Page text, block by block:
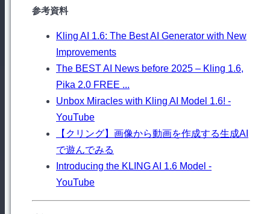
参考資料
Kling AI 1.6: The Best AI Generator with New
Improvements
The BEST AI News before 2025 – Kling 1.6,
Pika 2.0 FREE ...
Unbox Miracles with Kling AI Model 1.6! -
YouTube
【クリング】画像から動画を作成する生成AI
で遊んでみる
Introducing the KLING AI 1.6 Model -
YouTube